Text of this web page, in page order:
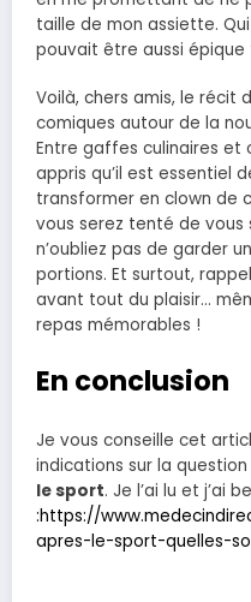
taille de mon assiette.
pouvait être aussi épique
Voilà, chers amis, le récit
comiques autour de la
Entre gaffes culinaires et
appris qu’il est essentiel
transformer en clown de
vous serez tenté de
n’oubliez pas de garder
portions. Et surtout,
avant tout du plaisir…
repas mémorables !
En conclusion
Je vous conseille cet
indications sur la
le sport. Je l’ai lu et j’ai
:https://
apres-le-sport-quelles-